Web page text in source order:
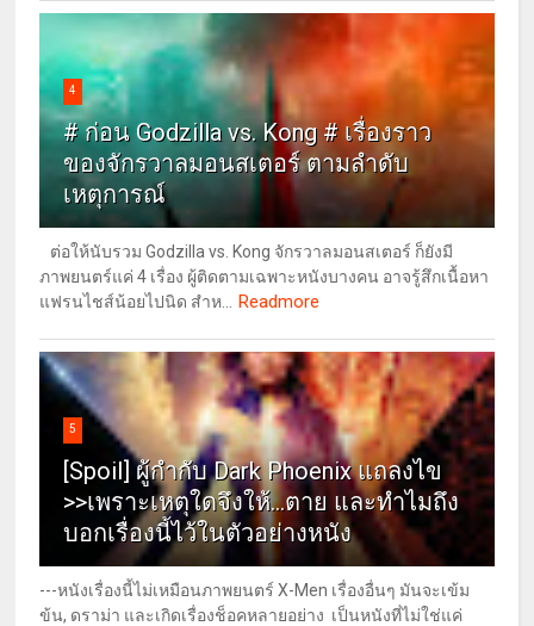
4
# ก่อน Godzilla vs. Kong # เรื่องราว
ของจักรวาลมอนสเตอร์ ตามลำดับ
เหตุการณ์
ต่อให้นับรวม Godzilla vs. Kong จักรวาลมอนสเตอร์ ก็ยังมี
ภาพยนตร์แค่ 4 เรื่อง ผู้ติดตามเฉพาะหนังบางคน อาจรู้สึกเนื้อหา
แฟรนไชส์น้อยไปนิด สำห...
Readmore
5
[Spoil] ผู้กำกับ Dark Phoenix แถลงไข
>>เพราะเหตุใดจึงให้...ตาย และทำไมถึง
บอกเรื่องนี้ไว้ในตัวอย่างหนัง
---หนังเรื่องนี้ไม่เหมือนภาพยนตร์ X-Men เรื่องอื่นๆ มันจะเข้ม
ข้น, ดราม่า และเกิดเรื่องช็อคหลายอย่าง เป็นหนังที่ไม่ใช่แค่